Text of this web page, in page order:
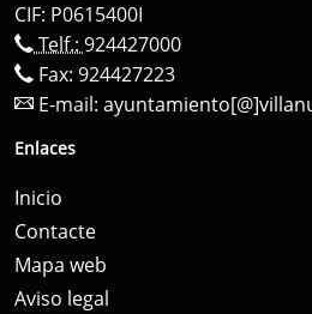
CIF: P0615400I
Telf.: 924427000
Fax: 924427223
E-mail:
Enlaces
Inicio
Contacte
Mapa web
Aviso legal